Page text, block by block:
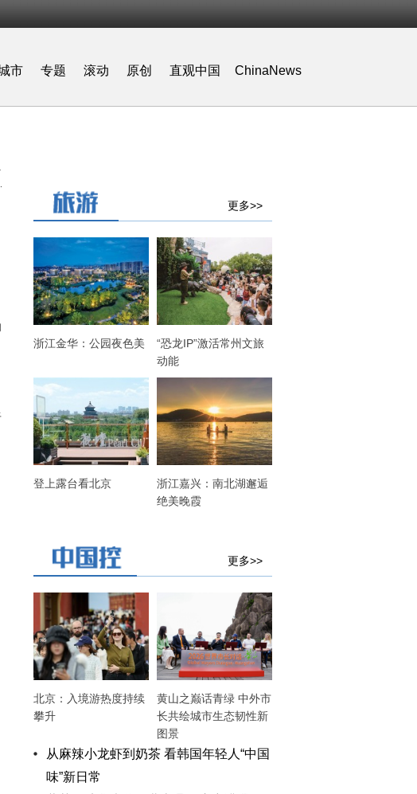
市 专题 滚动 原创 直观中国 ChinaNews
更多>>
浙江金华：公园夜色美
“恐龙IP”激活常州文旅
动能
登上露台看北京
浙江嘉兴：南北湖邂逅
绝美晚霞
更多>>
北京：入境游热度持续
攀升
黄山之巅话青绿 中外市
长共绘城市生态韧性新
图景
从麻辣小龙虾到奶茶 看韩国年轻人“中国
味”新日常